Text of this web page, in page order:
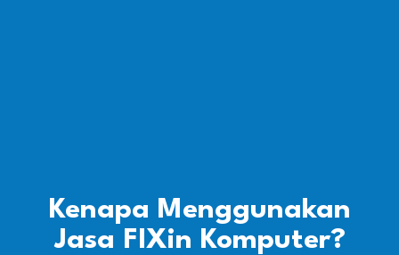
Kenapa Menggunakan
Jasa FIXin Komputer?